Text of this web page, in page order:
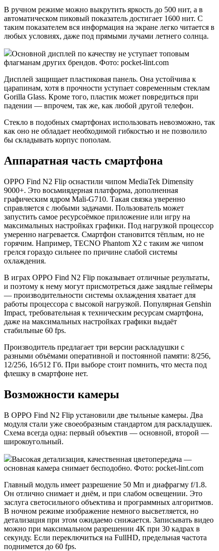
В ручном режиме можно выкрутить яркость до 500 нит, а в
автоматическом пиковый показатель достигает 1600 нит. С
таким показателем вся информация на экране легко читается в
любых условиях, даже под прямыми лучами летнего солнца.
Основной дисплей по качеству не уступает топовым
флагманам других брендов. Фото: pocket-lint.com
Дисплей защищает пластиковая панель. Она устойчива к
царапинам, хотя в прочности уступает современным стеклам
Gorilla Glass. Кроме того, пластик может повредиться при
падении — впрочем, так же, как любой другой телефон.
Стекло в подобных смартфонах использовать невозможно, так
как оно не обладает необходимой гибкостью и не позволило
бы складывать корпус пополам.
Аппаратная часть смартфона
OPPO Find N2 Flip оснастили чипом MediaTek Dimensity
9000+. Это восьмиядерная платформа, дополненная
графическим ядром Mali-G710. Такая связка уверенно
справляется с любыми задачами. Пользователь может
запустить самое ресурсоёмкое приложение или игру на
максимальных настройках графики. Под нагрузкой процессор
умеренно нагревается. Смартфон становится тёплым, но не
горячим. Например, TECNO Phantom X2 с таким же чипом
грелся гораздо сильнее по причине слабой системы
охлаждения.
В играх OPPO Find N2 Flip показывает отличные результаты,
и поэтому к нему могут присмотреться даже заядлые геймеры
— производительности системы охлаждения хватает для
работы процессора с высокой нагрузкой. Популярная Genshin
Impact, требовательная к техническим ресурсам смартфона,
даже на максимальных настройках графики выдаёт
стабильные 60 fps.
Производитель предлагает три версии раскладушки с
разными объёмами оперативной и постоянной памяти: 8/256,
12/256, 16/512 Гб. При выборе стоит помнить, что места под
флешку в смартфоне нет.
Возможности камеры
В OPPO Find N2 Flip установили две тыльные камеры. Два
модуля стали уже своеобразным стандартом для раскладушек.
Схема всегда одна: первый объектив — основной, второй —
широкоугольный.
Высокая детализация, качественная цветопередача —
основная камера снимает бесподобно. Фото: pocket-lint.com
Главный модуль имеет разрешение 50 Мп и диафрагму f/1.8.
Он отлично снимает и днём, и при слабом освещении. Это
заслуга светосильного объектива и программных алгоритмов.
В ночном режиме изображение немного высветляется, но
детализация при этом ожидаемо снижается. Записывать видео
можно при максимальном разрешении 4К при 30 кадрах в
секунду. Если переключиться на FullHD, предельная частота
поднимется до 60 fps.